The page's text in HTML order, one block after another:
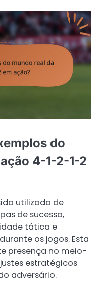
do
4-1-2-1-2
utilizada de
de sucesso,
tática e
os jogos. Esta
presença no meio-
estratégicos
adversário.